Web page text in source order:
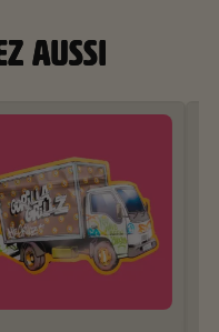
AUSSI